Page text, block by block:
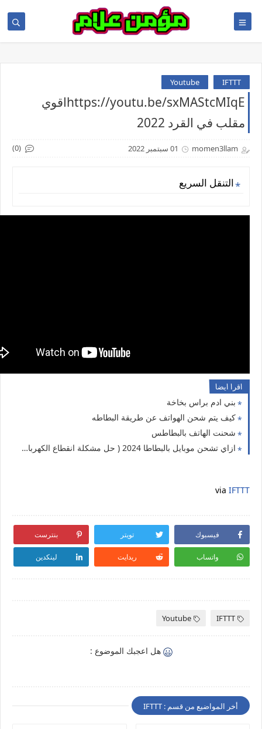
IFTTT
Youtube
https://youtu.be/sxMAStcMIqEاقوي
مقلب في القرد 2022
momen3llam 01 سبتمبر 2022 (0)
التنقل السريع
اقرا ايضا
بني ادم براس بخاخة
كيف يتم شحن الهواتف عن طريقة البطاطه
شحنت الهاتف بالبطاطس
ازاي تشحن موبايل بالبطاطا 2024 ( حل مشكلة انقطاع الكهرباء 8 )
via IFTTT
فيسبوك تويتر بنترست
واتساب ريدايت لينكدين
IFTTT
Youtube
هل اعجبك الموضوع :
أخر المواضيع من قسم : IFTTT